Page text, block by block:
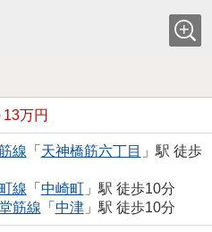
万円
線 「 天神橋筋六丁目 」駅 徒歩
線 「 中崎町」駅 徒歩10分
筋線 「 中津」駅 徒歩10分